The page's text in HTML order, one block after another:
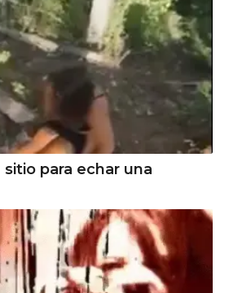
para echar una